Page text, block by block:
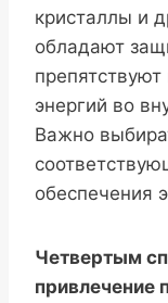
кристаллы и
обладают
энергий во
Важно
обеспечения
Четвертым
привлечение